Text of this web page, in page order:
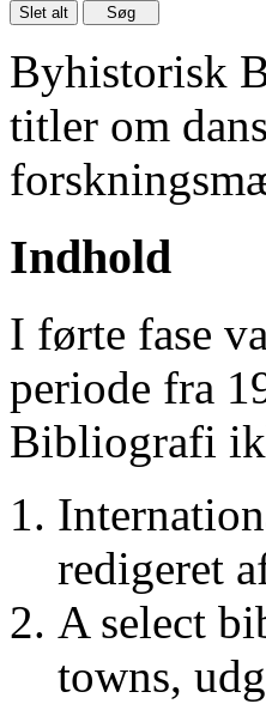
Byhistorisk
titler om
Indhold
I førte fase
periode fra
Bibliografi
redigeret
A select
towns,